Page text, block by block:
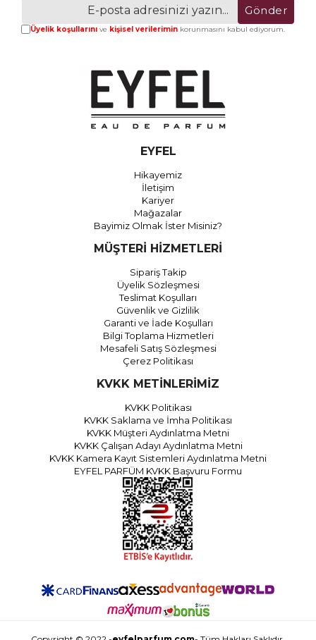
Gönder
Üyelik koşullarınıve kişisel verileriminkorunmasını kabul ediyorum.
EYFEL
Hikayemiz
İletişim
Kariyer
Mağazalar
Bayimiz Olmak İster Misiniz?
MÜŞTERİ HİZMETLERİ
Sipariş Takip
Üyelik Sözleşmesi
Teslimat Koşulları
Güvenlik ve Gizlilik
Garanti ve İade Koşulları
Bilgi Toplama Hizmetleri
Mesafeli Satış Sözleşmesi
Çerez Politikası
KVKK METİNLERİMİZ
KVKK Politikası
KVKK Saklama ve İmha Politikası
KVKK Müşteri Aydınlatma Metni
KVKK Çalışan Adayı Aydınlatma Metni
KVKK Kamera Kayıt Sistemleri Aydınlatma Metni
EYFEL PARFÜM KVKK Başvuru Formu